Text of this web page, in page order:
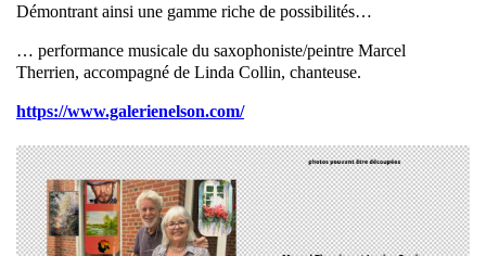
Démontrant ainsi une gamme riche de possibilités…
… performance musicale du saxophoniste/peintre Marcel
Therrien, accompagné de Linda Collin, chanteuse.
https://www.galerienelson.com/